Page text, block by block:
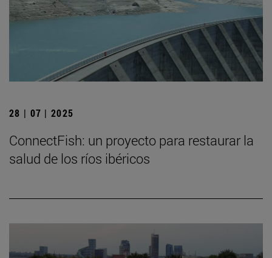
28 | 07 | 2025
ConnectFish: un proyecto para restaurar la
salud de los ríos ibéricos